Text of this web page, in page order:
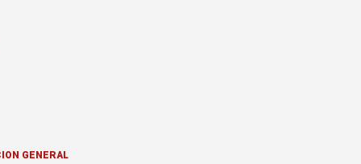
GENERAL